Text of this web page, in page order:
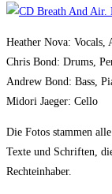
Heather Nova: Vocals,
Chris Bond: Drums,
Andrew Bond: Bass,
Midori Jaeger: Cello
Die Fotos stammen
Texte und Schriften,
Rechteinhaber.